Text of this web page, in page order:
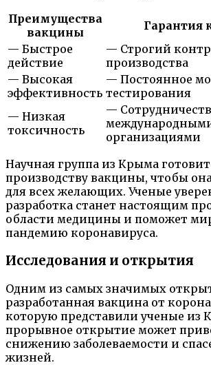
Преимущества
вакцины
Гарантия
— Быстрое
действие
— Строгий
производства
— Высокая
эффективность
— Постоянное
тестирования
— Низкая
токсичность
—
организациями
Научная группа из Крыма
производству вакцины, чтобы
для всех желающих. Ученые
разработка станет настоящим
области медицины и поможет
пандемию коронавируса.
Исследования и открытия
Одним из самых значимых
разработанная вакцина от
которую представили ученые из
прорывное открытие может
снижению заболеваемости и
жизней.